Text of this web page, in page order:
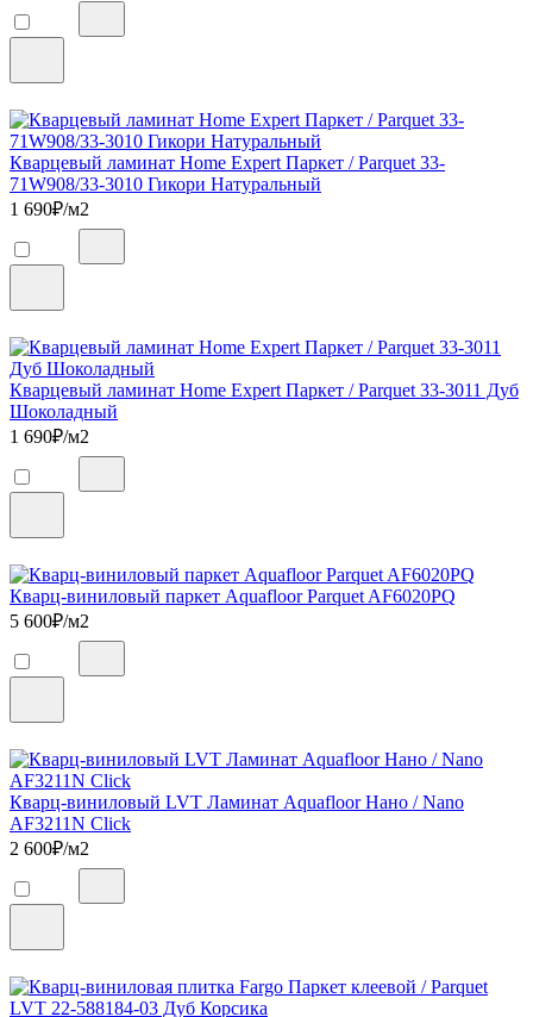
Кварцевый ламинат Home Expert Паркет / Parquet 33-
71W908/33-3010 Гикори Натуральный
1 690₽/м2
Кварцевый ламинат Home Expert Паркет / Parquet 33-3011 Дуб
Шоколадный
1 690₽/м2
Кварц-виниловый паркет Aquafloor Parquet AF6020PQ
5 600₽/м2
Кварц-виниловый LVT Ламинат Aquafloor Нано / Nano
AF3211N Click
2 600₽/м2